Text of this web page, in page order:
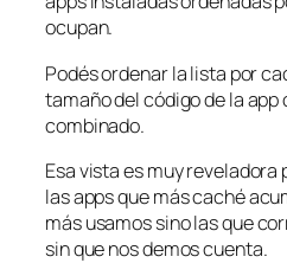
ocupan.
Podés ordenar la lista por
tamaño del código de la app
combinado.
Esa vista es muy
las apps que más caché
más usamos sino las que
sin que nos demos cuenta.